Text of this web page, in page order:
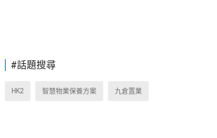
#話題搜尋
HK2 智慧物業保養方案 九倉置業